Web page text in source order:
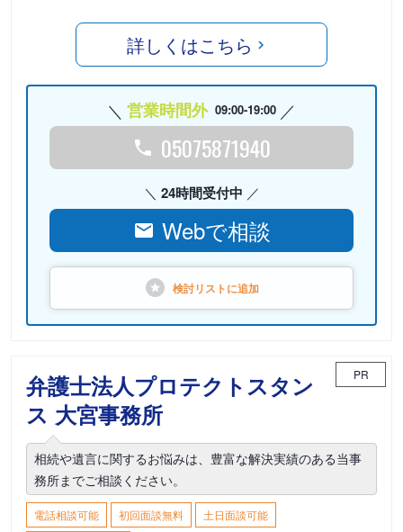
詳しくはこちら
営業時間外 09:00-19:00
05075871940
24時間受付中
Webで相談
検討リストに追加
弁護士法人プロテクトスタン
ス 大宮事務所
PR
相続や遺言に関するお悩みは、豊富な解決実績のある当事
務所までご相談ください。
電話相談可能 初回面談無料
土日面談可能